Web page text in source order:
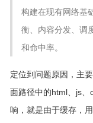
构建在现有网络基
衡、内容分发、调
和命中率。
定位到问题原因，主
面路径中的html、js
响，就是由于缓存，